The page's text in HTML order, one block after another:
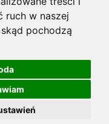
ruch w naszej
pochodzą
tak zwanego dużego
do tak zwanego
z 1 stycznia 2018
polskim miastem